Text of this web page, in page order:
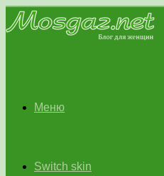
Меню
Switch skin